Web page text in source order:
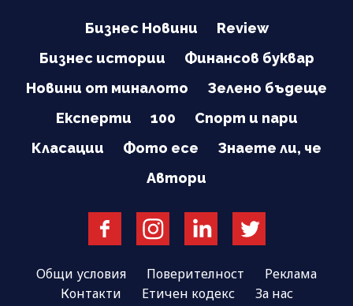
Бизнес Новини
Review
Бизнес истории
Финансов буквар
Новини от миналото
Зелено бъдеще
Експерти
100
Спорт и пари
Класации
Фото есе
Знаете ли, че
Автори
Общи условия Поверителност
Реклама
Контакти
Етичен кодекс За нас